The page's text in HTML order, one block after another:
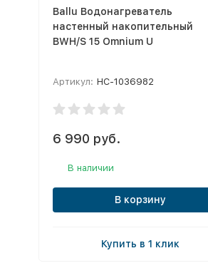
Ballu Водонагреватель
настенный накопительный
BWH/S 15 Omnium U
Артикул: НС-1036982
6 990 руб.
В наличии
В корзину
Купить в 1 клик